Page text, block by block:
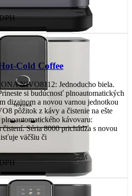
Cold Coffee
NIVO8112: Jednoducho biela.
si budúcnosť plnoautomatických
dizajnom a novou varnou jednotkou
pôžitok z kávy a čistenie na ešte
kávovaru:
Séria 8000 prichádza s novou
väčšiu či